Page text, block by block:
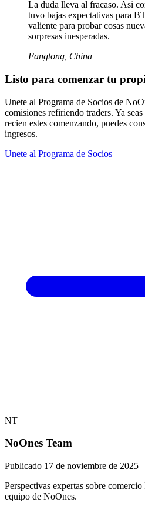
La duda lleva al fracaso. Asi
tuvo bajas expectativas para
valiente para probar cosas
sorpresas inesperadas.
Fangtong China
Listo para comenzar tu
Unete al Programa de Socios de
comisiones refiriendo traders. Ya
recien estes comenzando, puedes
ingresos.
Unete al Programa de Socios
NT
NoOnes Team
Publicado 17 de noviembre de 2025
Perspectivas expertas sobre
equipo de NoOnes.